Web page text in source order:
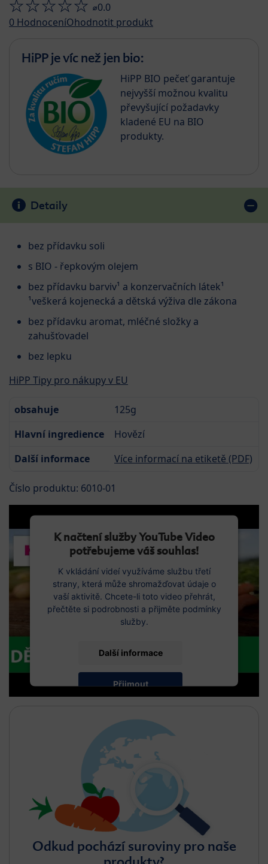
⌀0.0
0 HodnoceníOhodnotit produkt
HiPP je víc než jen bio:
HiPP BIO pečeť garantuje
nejvyšší možnou kvalitu
převyšující požadavky
kladené EU na BIO
produkty.
Detaily
bez přídavku soli
s BIO - řepkovým olejem
bez přídavku barviv¹ a konzervačních látek¹
¹veškerá kojenecká a dětská výživa dle zákona
bez přídavku aromat, mléčné složky a
zahušťovadel
bez lepku
HiPP Tipy pro nákupy v EU
obsahuje
125g
Hlavní ingredience
Hovězí
Další informace
Více informací na etiketě (PDF)
Číslo produktu: 6010-01
K načtení služby YouTube Video
potřebujeme váš souhlas!
K vkládání videí využíváme službu třetí
strany, která může shromažďovat údaje o
vaší aktivitě. Chcete-li toto video přehrát,
přečtěte si podrobnosti a přijměte podmínky
služby.
Další informace
Přijmout
Odkud pochází suroviny pro naše